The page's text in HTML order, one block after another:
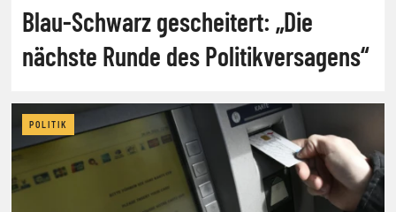
Blau-Schwarz gescheitert: „Die
nächste Runde des Politikversagens“
POLITIK